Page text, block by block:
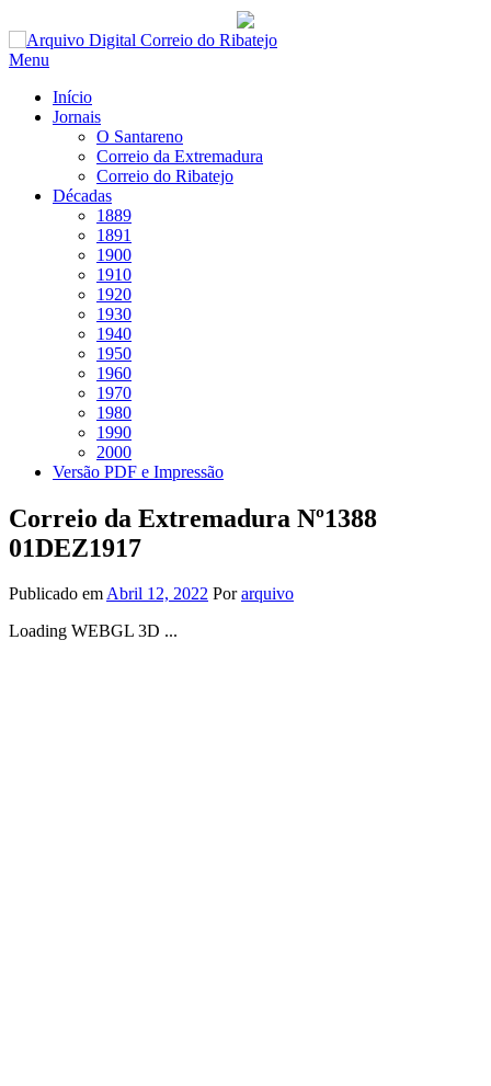
Saltar
para
Menu
Início
Jornais
O Santareno
Correio da Extremadura
Correio do Ribatejo
Décadas
1889
1891
1900
1910
1920
1930
1940
1950
1960
1970
1980
1990
2000
Versão PDF e Impressão
Correio da Extremadura Nº1388
01DEZ1917
Publicado emAbril 12, 2022 Porarquivo
Loading WEBGL 3D ...